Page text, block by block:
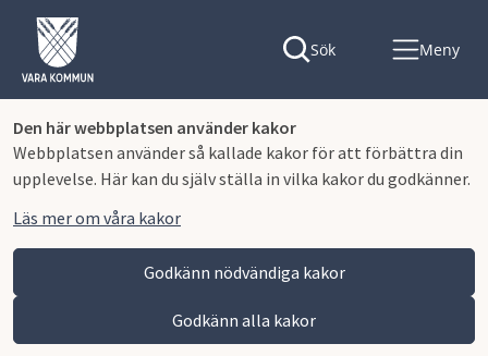
Den här webbplatsen använder kakor
Webbplatsen använder så kallade kakor för att förbättra din
upplevelse. Här kan du själv ställa in vilka kakor du godkänner.
Läs mer om våra kakor
Godkänn nödvändiga kakor
Godkänn alla kakor
Sök Meny
Vara kommun Nyhets- och pressrum